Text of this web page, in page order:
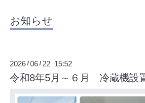
お知らせ
2026 /06 / 22 15:52
令和8年5月～６月 冷蔵機設